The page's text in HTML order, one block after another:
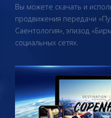
Вы можете скачать и
продвижения передачи
Саентология», эпизод
социальных сетях.